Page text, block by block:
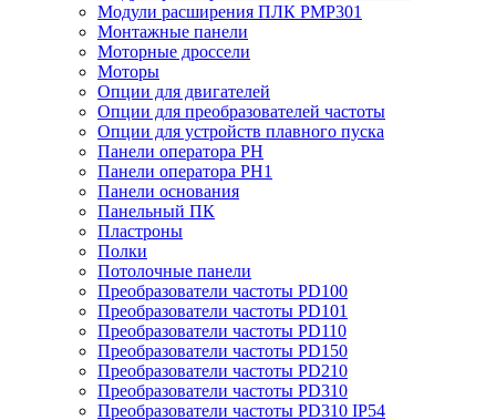
Модули расширения ПЛК PMP301
Монтажные панели
Моторные дроссели
Моторы
Опции для двигателей
Опции для преобразователей частоты
Опции для устройств плавного пуска
Панели оператора PH
Панели оператора PH1
Панели основания
Панельный ПК
Пластроны
Полки
Потолочные панели
Преобразователи частоты PD100
Преобразователи частоты PD101
Преобразователи частоты PD110
Преобразователи частоты PD150
Преобразователи частоты PD210
Преобразователи частоты PD310
Преобразователи частоты PD310 IP54